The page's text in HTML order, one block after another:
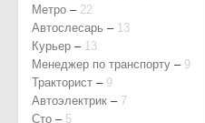
Метро – 22
Автослесарь – 13
Курьер – 13
Менеджер по транспорту – 9
Тракторист – 9
Автоэлектрик – 7
Сто – 5